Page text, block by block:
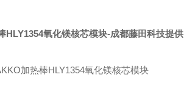
HLY1354氧化镁核芯模块-成都藤田科技提供